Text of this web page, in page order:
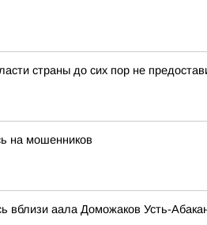
страны до сих пор не
на мошенников
вблизи аала Доможаков Усть-